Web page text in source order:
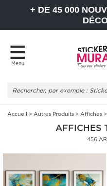
+ DE 45 000
Menu
Accueil > Autres Produits > Affiches
AFFICHES
456